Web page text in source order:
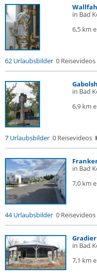
in Bad
6,5 km
62 Urlaubsbilder 0 Reisevideos
in Bad
6,9 km
7 Urlaubsbilder 0 Reisevideos
in Bad
7,0 km
44 Urlaubsbilder 0 Reisevideos
in Bad
7,1 km